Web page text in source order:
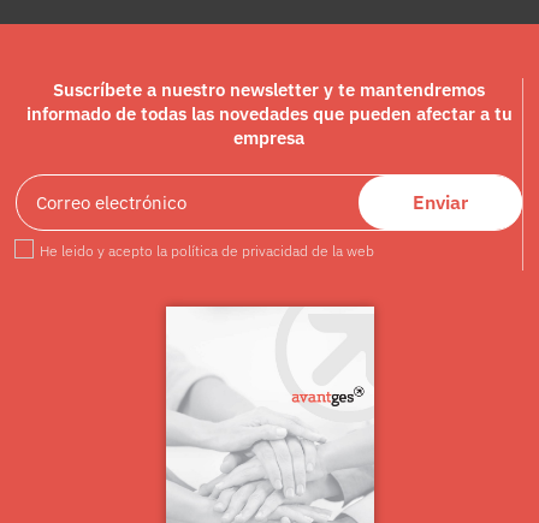
Suscríbete a nuestro newsletter y te mantendremos
informado de todas las novedades que pueden afectar a tu
empresa
He leido y acepto la política de privacidad de la web
Enviar